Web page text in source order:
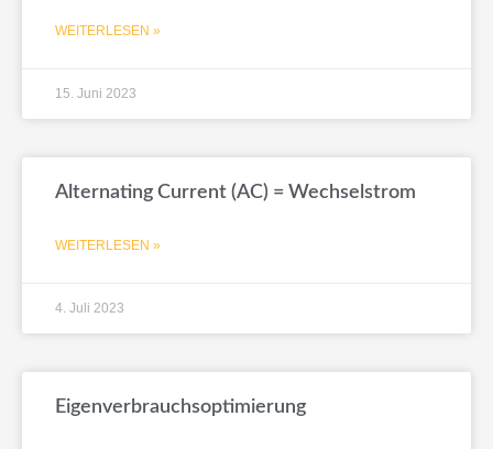
WEITERLESEN »
15. Juni 2023
Alternating Current (AC) = Wechselstrom
WEITERLESEN »
4. Juli 2023
Eigenverbrauchsoptimierung